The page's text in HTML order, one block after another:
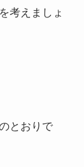
考えましょ
とおりで